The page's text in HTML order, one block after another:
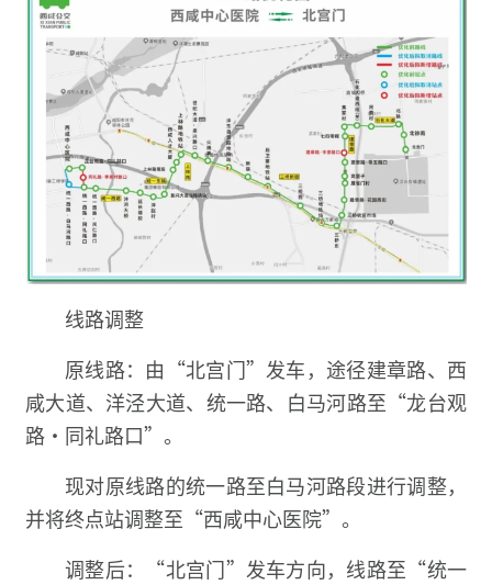
线路调整
原线路：由“北宫门”发车，途径建章路、西
咸大道、洋泾大道、统一路、白马河路至“龙台观
路·同礼路口”。
现对原线路的统一路至白马河路段进行调整，
并将终点站调整至“西咸中心医院”。
调整后：“北宫门”发车方向，线路至“统一